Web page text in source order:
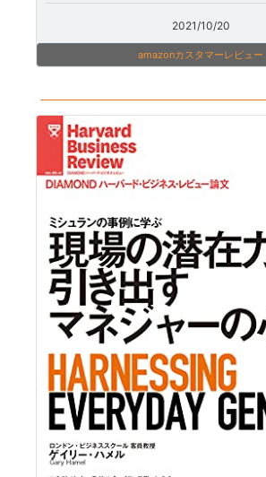
2021/10/20
amazonカスタマーレビュー